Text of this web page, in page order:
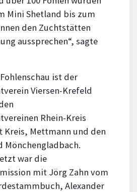
Mini Shetland bis zum
den Zuchtstätten
aussprechen“, sagte
ist der
Viersen-Krefeld
Rhein-Kreis
Kreis, Mettmann und den
Mönchengladbach.
war die
mit Jörg Zahn vom
Alexander